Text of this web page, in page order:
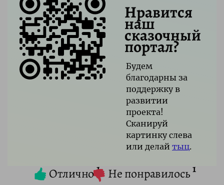
Нравится
наш
сказочный
портал?
Будем
благодарны за
поддержку в
развитии
проекта!
Сканируй
картинку слева
или делай тыц.
Отлично1 Не понравилось1